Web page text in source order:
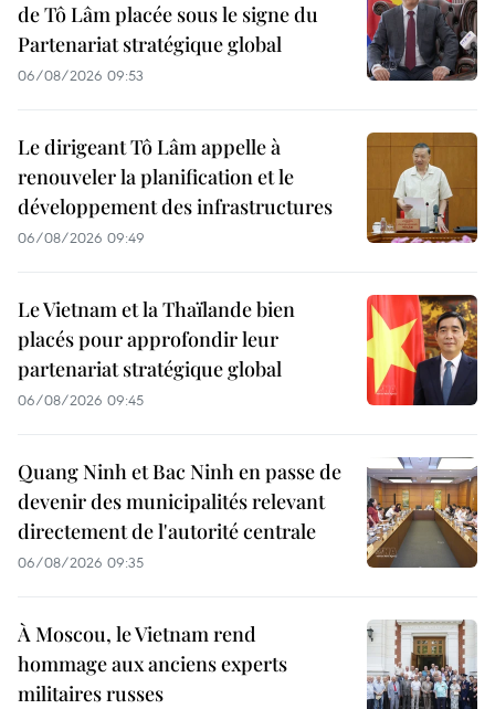
de Tô Lâm placée sous le signe du
Partenariat stratégique global
06/08/2026 09:53
Le dirigeant Tô Lâm appelle à
renouveler la planification et le
développement des infrastructures
06/08/2026 09:49
Le Vietnam et la Thaïlande bien
placés pour approfondir leur
partenariat stratégique global
06/08/2026 09:45
Quang Ninh et Bac Ninh en passe de
devenir des municipalités relevant
directement de l'autorité centrale
06/08/2026 09:35
À Moscou, le Vietnam rend
hommage aux anciens experts
militaires russes